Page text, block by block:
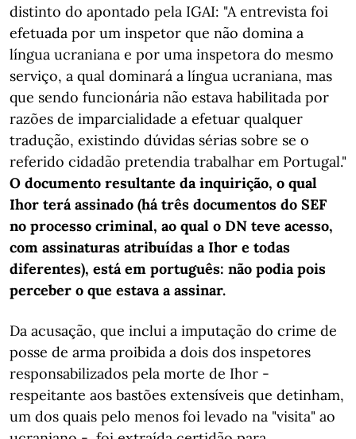
distinto do apontado pela IGAI: "A entrevista foi
efetuada por um inspetor que não domina a
língua ucraniana e por uma inspetora do mesmo
serviço, a qual dominará a língua ucraniana, mas
que sendo funcionária não estava habilitada por
razões de imparcialidade a efetuar qualquer
tradução, existindo dúvidas sérias sobre se o
referido cidadão pretendia trabalhar em Portugal."
O documento resultante da inquirição, o qual
Ihor terá assinado (há três documentos do SEF
no processo criminal, ao qual o DN teve acesso,
com assinaturas atribuídas a Ihor e todas
diferentes), está em português: não podia pois
perceber o que estava a assinar.
Da acusação, que inclui a imputação do crime de
posse de arma proibida a dois dos inspetores
responsabilizados pela morte de Ihor -
respeitante aos bastões extensíveis que detinham,
um dos quais pelo menos foi levado na "visita" ao